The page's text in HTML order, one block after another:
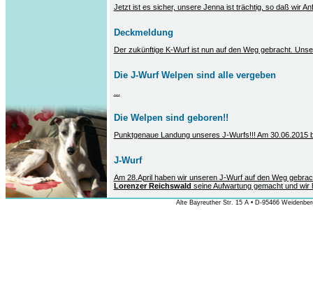
Jetzt ist es sicher, unsere Jenna ist trächtig, so daß wir
Deckmeldung
Der zukünftige K-Wurf ist nun auf den Weg gebracht.
Die J-Wurf Welpen sind alle vergeben
Die Welpen sind geboren!!
Punktgenaue Landung unseres J-Wurfs!!! Am
J-Wurf
Am 28.April haben wir unseren J-Wurf auf den Weg
Lorenzer Reichswald seine Aufwartung gemacht und wir
Alte Bayreuther Str. 15 A • D-95466